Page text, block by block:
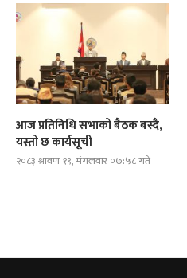
आज प्रतिनिधि सभाको बैठक बस्दै,
यस्तो छ कार्यसूची
२०८३ श्रावण १९, मंगलवार ०७:५८ गते